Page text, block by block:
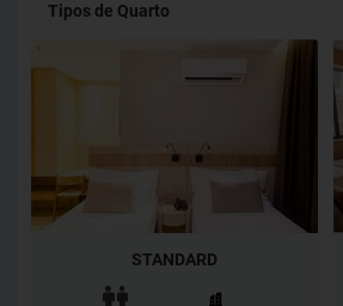
Tipos de Quarto
STANDARD